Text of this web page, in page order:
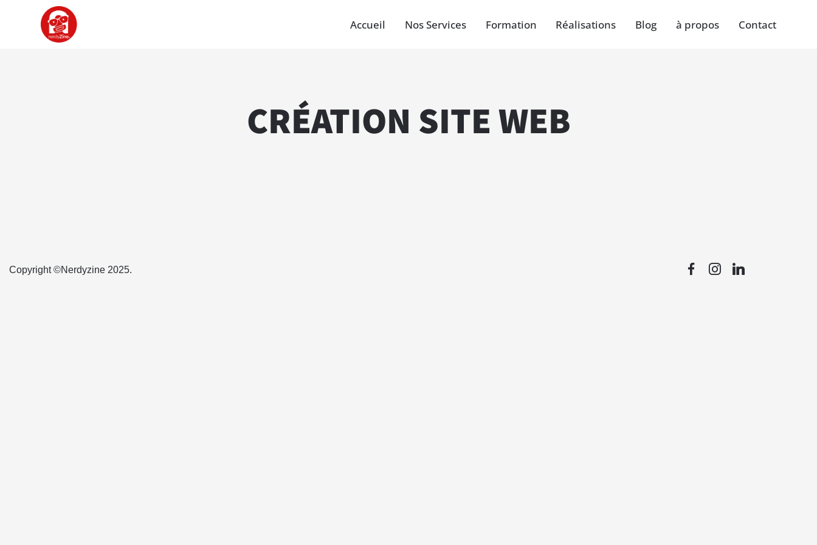
Accueil Nos Services Formation Réalisations Blog à propos Contact
CRÉATION SITE WEB
Copyright ©Nerdyzine 2025.